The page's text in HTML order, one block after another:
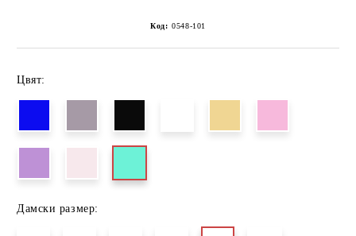
Код: 0548-101
Цвят:
Дамски размер: